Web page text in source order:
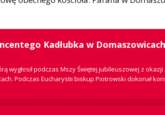
Kadłubka w
wygłosił podczas Mszy Świętej jubileuszowej z okazji
Podczas Eucharystii biskup Piotrowski dokonał